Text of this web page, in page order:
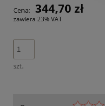
Cena: 344,70 zł
zawiera 23% VAT
szt.